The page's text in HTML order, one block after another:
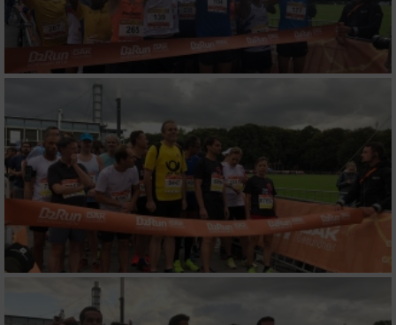
Erstellung von Profilen für personalisierte
Verwendung von Profilen zur Auswahl
Erstellung von Profilen zur Personalisierung
von Inhalten
Verwendung von Profilen zur Auswahl
personalisierter Inhalte
Messung der Werbeleistung
Messung der Performance von Inhalten